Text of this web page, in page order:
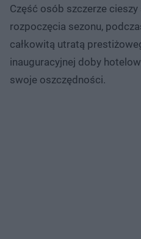
Część osób szczerze
rozpoczęcia sezonu,
całkowitą utratą
inauguracyjnej doby
swoje oszczędności.